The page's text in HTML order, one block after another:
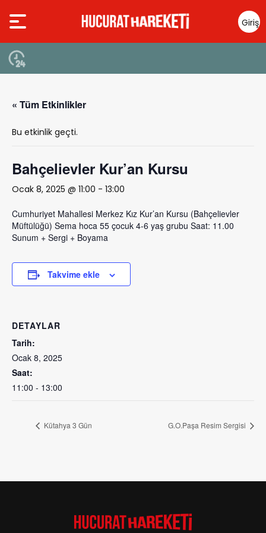
Giriş
Yap
« Tüm Etkinlikler
Bu etkinlik geçti.
Bahçelievler Kur’an Kursu
Ocak 8, 2025 @ 11:00 - 13:00
Cumhuriyet Mahallesi Merkez Kız Kur’an Kursu (Bahçelievler
Müftülüğü) Sema hoca 55 çocuk 4-6 yaş grubu Saat: 11.00
Sunum + Sergi + Boyama
Takvime ekle
DETAYLAR
Tarih:
Ocak 8, 2025
Saat:
11:00 - 13:00
Kütahya 3 Gün G.O.Paşa Resim Sergisi